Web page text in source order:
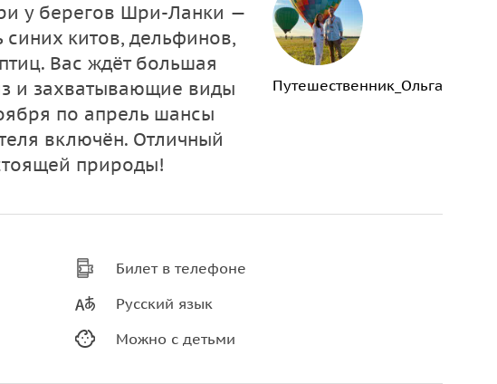
у берегов Шри-Ланки —
синих китов, дельфинов,
Вас ждёт большая
и захватывающие виды
по апрель шансы
включён. Отличный
природы!
Путешественник_Ольга
Билет в телефоне
Русский язык
Можно с детьми